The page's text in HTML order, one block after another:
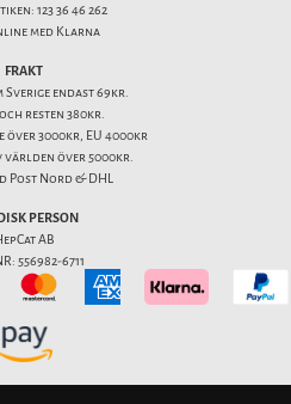
123 36 46 262
med Klarna
FRAKT
Sverige endast 69kr.
resten 380kr.
över 3000kr, EU 4000kr
världen över 5000kr.
Post Nord & DHL
PERSON
AB
556982-6711